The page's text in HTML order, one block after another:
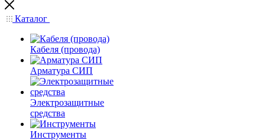
Каталог
Кабеля (провода)
Арматура СИП
Электрозащитные
средства
Инструменты